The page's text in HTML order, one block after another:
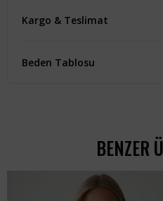
Kargo & Teslimat
Beden Tablosu
BENZER